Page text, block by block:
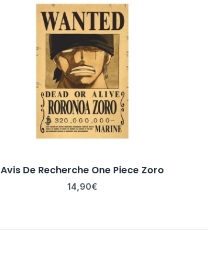
Avis De Recherche One Piece Zoro
14,90€